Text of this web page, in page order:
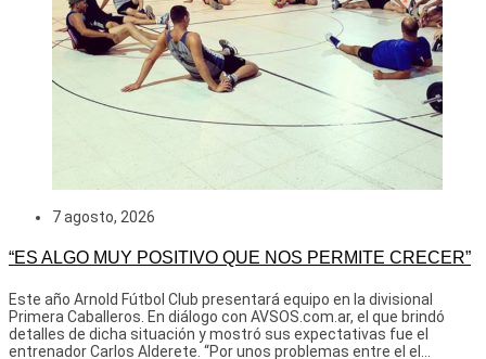
7 agosto, 2026
“ES ALGO MUY POSITIVO QUE NOS PERMITE CRECER”
Este año Arnold Fútbol Club presentará equipo en la divisional
Primera Caballeros. En diálogo con AVSOS.com.ar, el que brindó
detalles de dicha situación y mostró sus expectativas fue el
entrenador Carlos Alderete. “Por unos problemas entre el el...